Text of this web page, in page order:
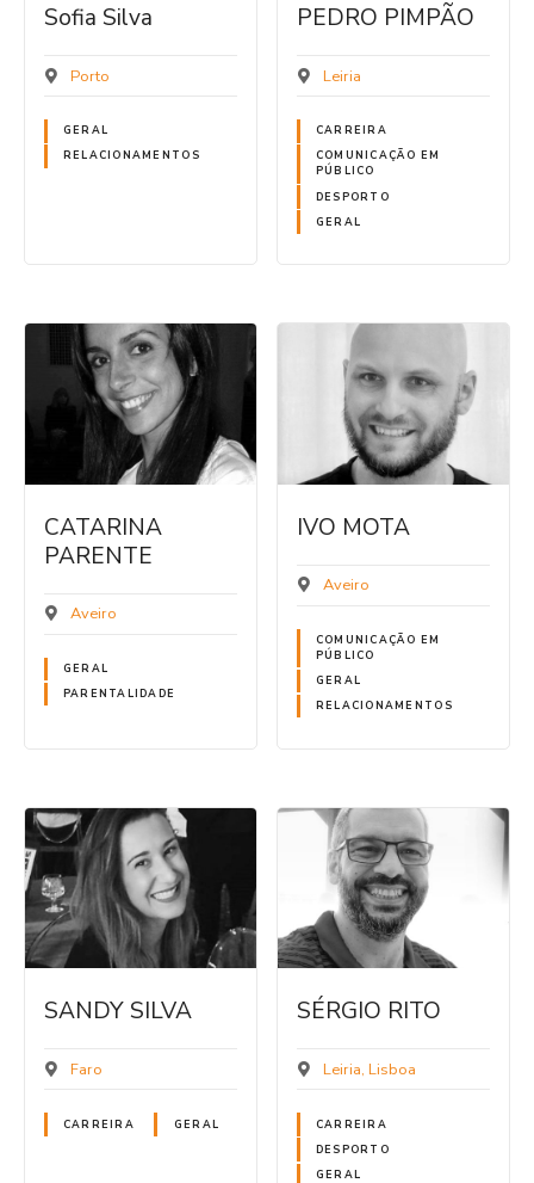
Sofia Silva
Porto
GERAL
RELACIONAMENTOS
PEDRO PIMPÃO
Leiria
CARREIRA
COMUNICAÇÃO EM
PÚBLICO
DESPORTO
GERAL
CATARINA
PARENTE
Aveiro
GERAL
PARENTALIDADE
IVO MOTA
Aveiro
COMUNICAÇÃO EM
PÚBLICO
GERAL
RELACIONAMENTOS
SANDY SILVA
Faro
CARREIRA GERAL
SÉRGIO RITO
Leiria Lisboa
CARREIRA
DESPORTO
GERAL